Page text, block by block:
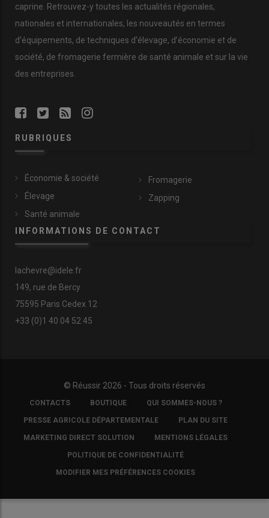
caprine. Retrouvez-y toutes les actualités régionales,
nationales et internationales, les nouveautés en termes
d’équipements, de techniques d’élevage, d’économie et de
société, de fromagerie fermière de santé animale et sur la vie
des entreprises.
RUBRIQUES
Économie & société
Élevage
Santé animale
Fromagerie
Zapping
INFORMATIONS DE CONTACT
lachevre@idele.fr
149, rue de Bercy
75595 Paris Cedex 12
+33 (0)1 40 04 52 45
© Réussir 2026 - Tous droits réservés
FOOTER
COPYRIGHT
CONTACTS BOUTIQUE QUI SOMMES-NOUS ?
PRESSE AGRICOLE DÉPARTEMENTALE PLAN DU SITE
MARKETING DIRECT SOLUTION MENTIONS LÉGALES
POLITIQUE DE CONFIDENTIALITÉ
MODIFIER MES PRÉFÉRENCES COOKIES